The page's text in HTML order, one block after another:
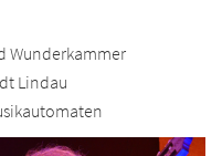
Wunderkammer
Lindau